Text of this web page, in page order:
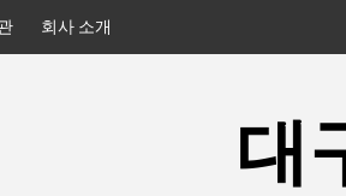
회사 소개
대